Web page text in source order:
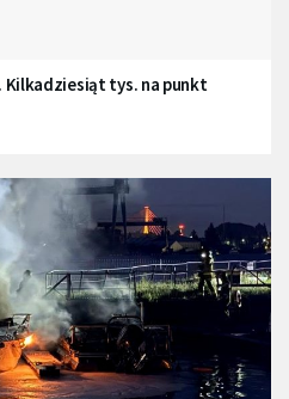
Kilkadziesiąt tys. na punkt